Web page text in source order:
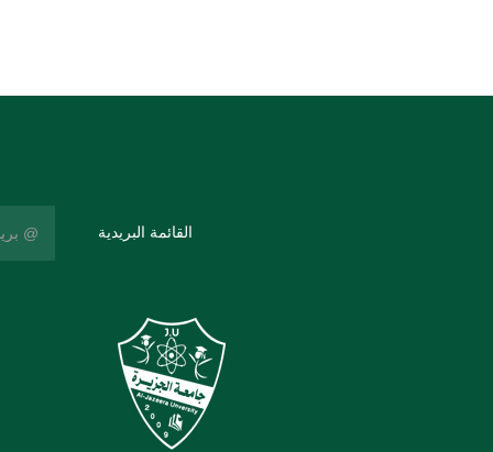
القائمة البريدية